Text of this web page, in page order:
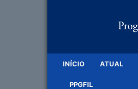
INÍCIO ATUAL
PPGFIL